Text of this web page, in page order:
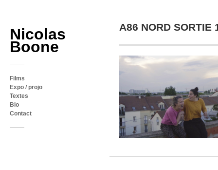
Nicolas
Boone
Films
Expo / projo
Textes
Bio
Contact
A86 NORD SORTIE